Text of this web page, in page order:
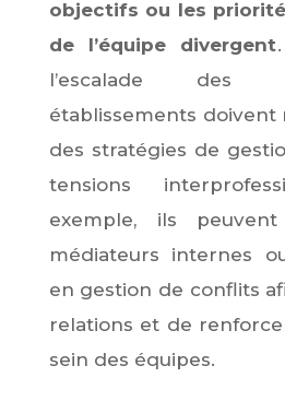
objectifs ou les
de l’équipe divergent
l’escalade des
établissements
des stratégies de
tensions
exemple, ils
médiateurs internes
en gestion de conflits
relations et de
sein des équipes.